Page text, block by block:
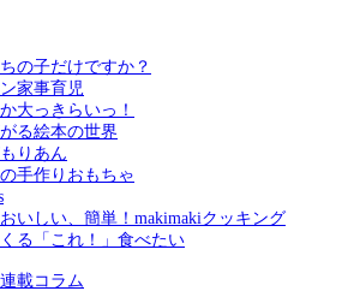
の子だけですか？
家事育児
大っきらいっ！
る絵本の世界
りあん
手作りおもちゃ
いしい、簡単！makimakiクッキング
る「これ！」食べたい
載コラム